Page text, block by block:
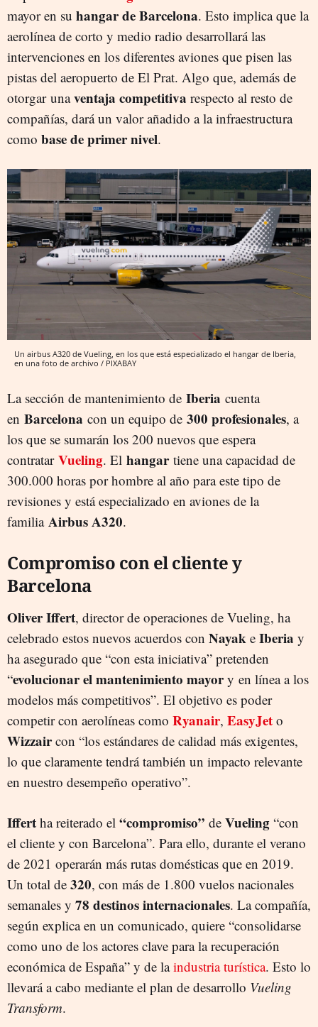
mayor en su hangar de Barcelona. Esto implica que la
aerolínea de corto y medio radio desarrollará las
intervenciones en los diferentes aviones que pisen las
pistas del aeropuerto de El Prat. Algo que, además de
otorgar unaventaja competitiva respecto al resto de
compañías, dará un valor añadido a la infraestructura
como base de primer nivel.
Un airbus A320 de Vueling, en los que está especializado el hangar de Iberia,
en una foto de archivo / PIXABAY
La sección de mantenimiento de Iberia cuenta
en Barcelona con un equipo de 300 profesionales, a
los que se sumarán los 200 nuevos que espera
contratar Vueling. El hangar tiene una capacidad de
300.000 horas por hombre al año para este tipo de
revisiones y está especializado en aviones de la
familia Airbus A320.
Compromiso con el cliente y
Barcelona
Oliver Iffert, director de operaciones de Vueling, ha
celebrado estos nuevos acuerdos con Nayak e Iberia y
ha asegurado que “con esta iniciativa” pretenden
“evolucionar el mantenimiento mayory en línea a los
modelos más competitivos”. El objetivo es poder
competir con aerolíneas como Ryanair, EasyJet o
Wizzaircon “los estándares de calidad más exigentes,
lo que claramente tendrá también un impacto relevante
en nuestro desempeño operativo”.
Iffert ha reiterado el “compromiso” de Vueling “con
el cliente y con Barcelona”. Para ello, durante el verano
de 2021 operarán más rutas domésticas que en 2019.
Un total de 320, con más de 1.800 vuelos nacionales
semanales y 78 destinos internacionales. La compañía,
según explica en un comunicado, quiere “consolidarse
como uno de los actores clave para la recuperación
económica de España” y de laindustria turística. Esto lo
llevará a cabo mediante el plan de desarrollo Vueling
Transform.